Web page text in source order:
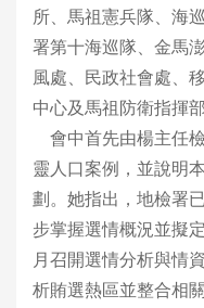
所、馬祖憲兵隊、海
署第十海巡隊、金馬
風處、民政社會處、
中心及馬祖防衛指揮
會中首先由楊主任
靈人口案例，並說明
劃。她指出，地檢署
步掌握選情概況並擬
月召開選情分析與情
析賄選熱區並整合相